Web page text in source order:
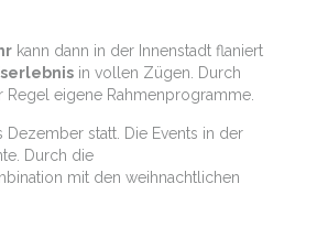
kann dann in der Innenstadt flaniert
in vollen Zügen. Durch
eigene Rahmenprogramme.
statt. Die Events in der
Durch die
mit den weihnachtlichen